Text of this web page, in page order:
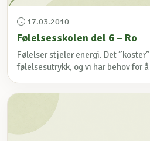
17.03.2010
Følelsesskolen del 6 – Ro
Følelser stjeler energi. Det
følelsesutrykk, og vi har behov for